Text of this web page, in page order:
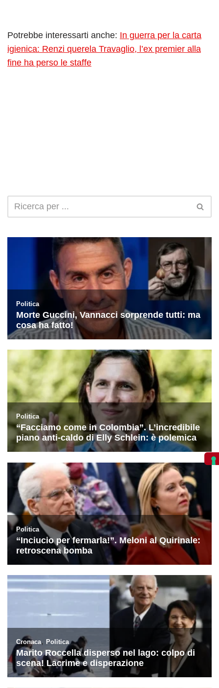
Potrebbe interessarti anche: In guerra per la carta
igienica: Renzi querela Travaglio, l’ex premier alla
fine ha perso le staffe